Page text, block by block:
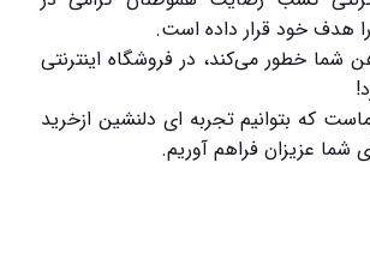
را هدف خود قرار داده است.
شما خطور می‌کند، در فروشگاه اینترنتی
که بتوانیم تجربه ای دلنشین ازخرید
شما عزیزان فراهم آوریم.